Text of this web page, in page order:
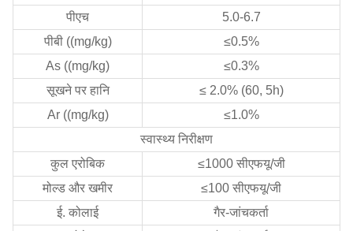
पीएच
5.0-6.7
पीबी ((mg/kg)
≤0.5%
As ((mg/kg)
≤0.3%
सूखने पर हानि
≤ 2.0% (60, 5h)
Ar ((mg/kg)
≤1.0%
स्वास्थ्य निरीक्षण
कुल एरोबिक
≤1000 सीएफयू/जी
मोल्ड और खमीर
≤100 सीएफयू/जी
ई. कोलाई
गैर-जांचकर्ता